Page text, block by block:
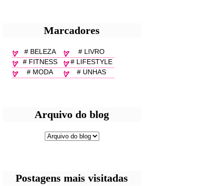
Marcadores
# BELEZA
# LIVRO
# FITNESS
# LIFESTYLE
# MODA
# UNHAS
Arquivo do blog
Postagens mais visitadas